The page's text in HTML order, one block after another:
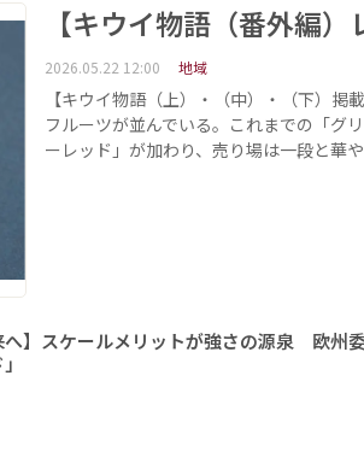
【キウイ物語（番外編）
2026.05.22 12:00 地域
【キウイ物語（上）・（中）・（下）
フルーツが並んでいる。これまでの「グ
ーレッド」が加わり、売り場は一段と
へ】スケールメリットが強さの源泉 欧